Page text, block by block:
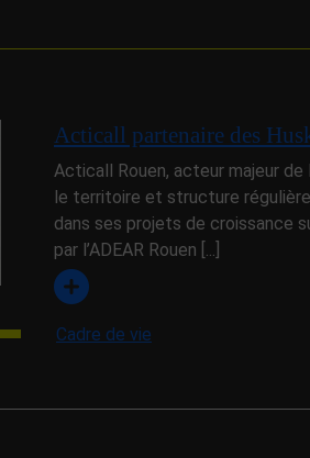
Acticall partenaire des
Acticall Rouen, acteur majeur
le territoire et structure
dans ses projets de croissance
par l’ADEAR Rouen [...]
Cadre de vie